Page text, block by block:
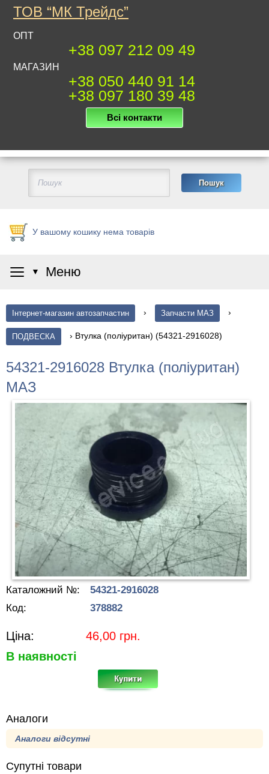
ТОВ “МК Трейдс”
ОПТ
+38 097 212 09 49
МАГАЗИН
+38 050 440 91 14
+38 097 180 39 48
Всі контакти
У вашому кошику нема товарів
≡ ▼ Меню
Інтернет-магазин автозапчастин › Запчасти МАЗ ›
ПОДВЕСКА › Втулка (поліуритан) (54321-2916028)
54321-2916028 Втулка (поліуритан)
МАЗ
Каталожний №:
54321-2916028
Код:
378882
Ціна: 46,00 грн.
В наявності
Аналоги
Аналоги відсутні
Супутні товари